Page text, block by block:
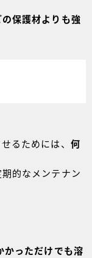
の保護材よりも強
るためには、 何
的なメンテナン
かっただけでも溶